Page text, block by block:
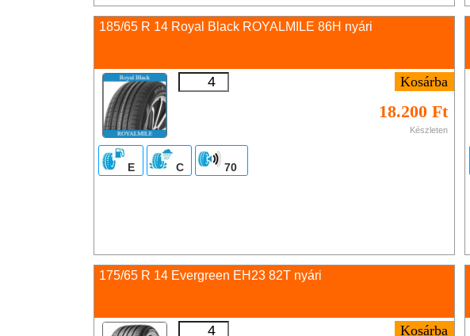
185/65 R 14 Royal Black ROYALMILE 86H nyári
18.200 Ft
Készleten
E C 70
175/65 R 14 Evergreen EH23 82T nyári